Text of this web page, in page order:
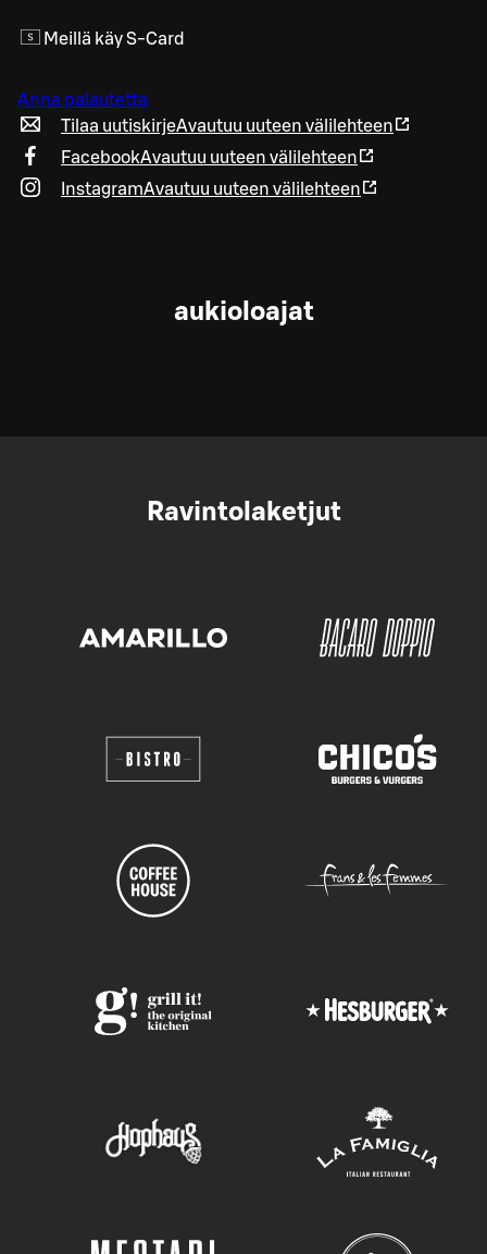
Meillä käy S-Card
Anna palautetta
Tilaa uutiskirjeAvautuu uuteen välilehteen
FacebookAvautuu uuteen välilehteen
InstagramAvautuu uuteen välilehteen
aukioloajat
Ravintolaketjut